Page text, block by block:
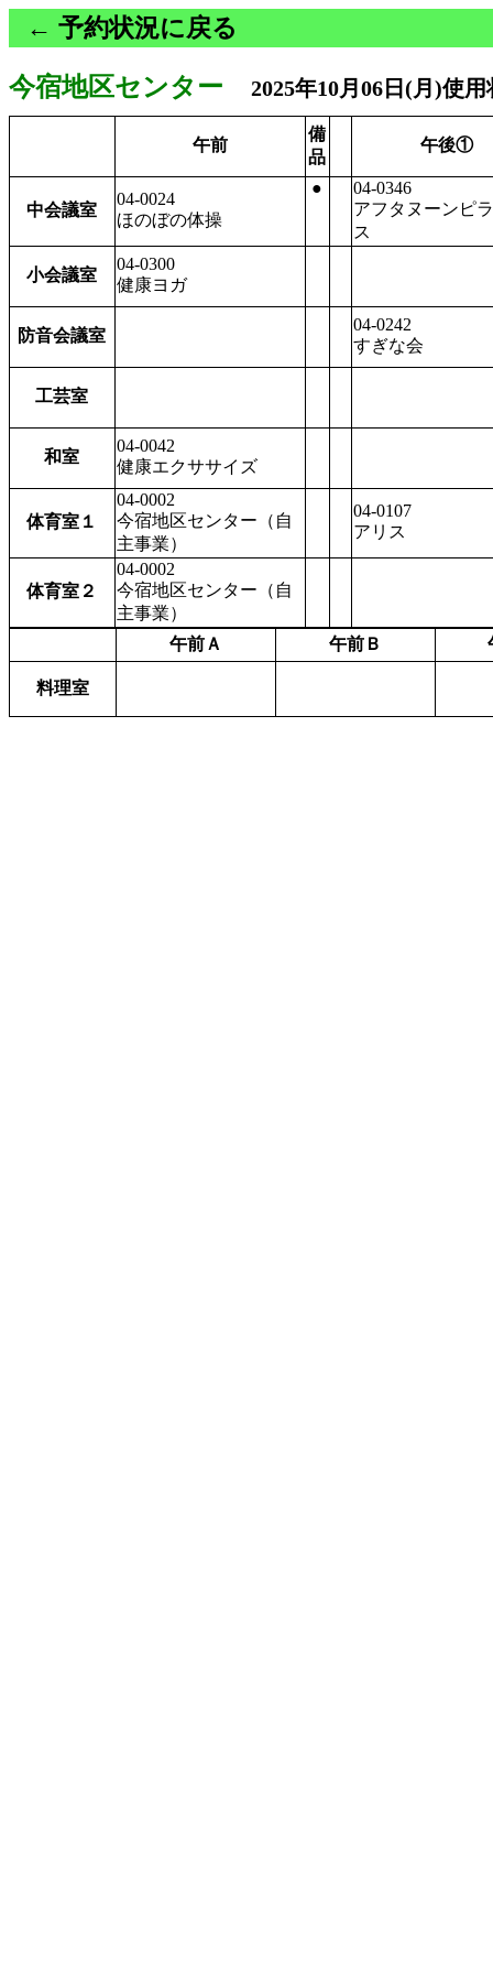
← 予約状況に戻る
今宿地区センター 2025年10月06日(月)使用
午前
備
品
午後①
中会議室
04-0024
ほのぼの体操
●
04-0346
アフタヌーンピ
ス
小会議室
04-0300
健康ヨガ
防音会議室
04-0242
すぎな会
工芸室
和室
04-0042
健康エクササイズ
体育室１
04-0002
今宿地区センター（自
主事業）
04-0107
アリス
体育室２
04-0002
今宿地区センター（自
主事業）
午前Ａ
午前Ｂ
料理室